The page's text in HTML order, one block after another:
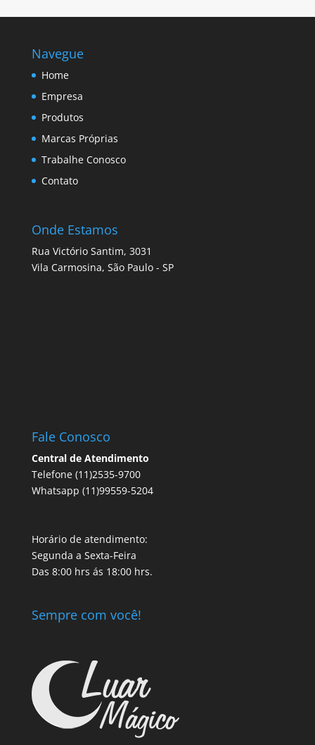
Navegue
Home
Empresa
Produtos
Marcas Próprias
Trabalhe Conosco
Contato
Onde Estamos
Rua Victório Santim, 3031
Vila Carmosina, São Paulo - SP
Fale Conosco
Central de Atendimento
Telefone (11)2535-9700
Whatsapp (11)99559-5204
Horário de atendimento:
Segunda a Sexta-Feira
Das 8:00 hrs ás 18:00 hrs.
Sempre com você!